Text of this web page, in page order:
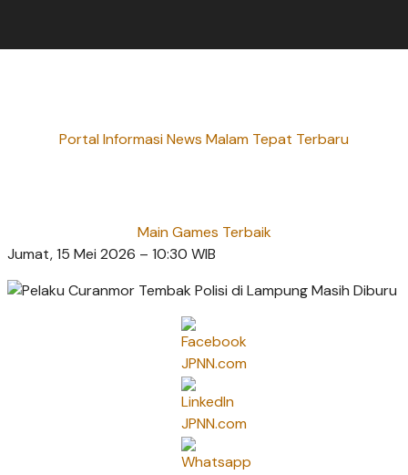
Portal Informasi News Malam Tepat Terbaru
Main Games Terbaik
Jumat, 15 Mei 2026 – 10:30 WIB